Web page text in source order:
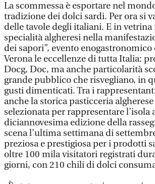
La scommessa è esportare nel
tradizione dei dolci sardi. Per ora si
delle tavole degli italiani. E in
specialità algheresi nella
dei sapori”, evento
Verona le eccellenze di tutta Italia:
Docg, Doc, ma anche particolarità
grande pubblico che risvegliano, in
gusti dimenticati. Tra i
anche la storica pasticceria
selezionata per rappresentare l’isola
diciannovesima edizione della
scena l’ultima settimana di
preziosa e prestigiosa per i prodotti
oltre 100 mila visitatori registrati
giorni, con 210 chili di dolci